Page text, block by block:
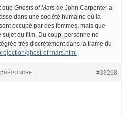
que Ghosts of Mars de John Carpenter a
dans une société humaine où la
occupé par des femmes, mais que
sujet du film. Du coup, personne ne
très discrètement dans la trame du
ghost-of-mars.html
#33268
RÉPONDRE